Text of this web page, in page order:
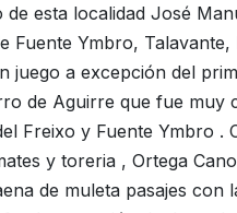
esta localidad José
Fuente Ymbro,
juego a excepción del
de Aguirre que fue muy
Freixo y Fuente Ymbro .
y toreria , Ortega
de muleta pasajes con